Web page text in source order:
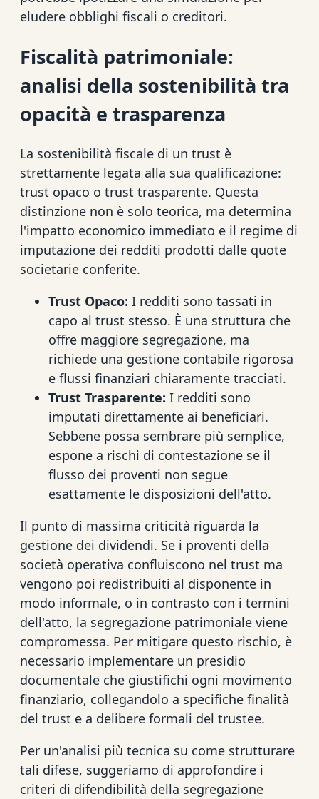
eludere obblighi fiscali o creditori.
Fiscalità patrimoniale:
analisi della sostenibilità tra
opacità e trasparenza
La sostenibilità fiscale di un trust è
strettamente legata alla sua qualificazione:
trust opaco o trust trasparente. Questa
distinzione non è solo teorica, ma determina
l'impatto economico immediato e il regime di
imputazione dei redditi prodotti dalle quote
societarie conferite.
Trust Opaco: I redditi sono tassati in
capo al trust stesso. È una struttura che
offre maggiore segregazione, ma
richiede una gestione contabile rigorosa
e flussi finanziari chiaramente tracciati.
Trust Trasparente: I redditi sono
imputati direttamente ai beneficiari.
Sebbene possa sembrare più semplice,
espone a rischi di contestazione se il
flusso dei proventi non segue
esattamente le disposizioni dell'atto.
Il punto di massima criticità riguarda la
gestione dei dividendi. Se i proventi della
società operativa confluiscono nel trust ma
vengono poi redistribuiti al disponente in
modo informale, o in contrasto con i termini
dell'atto, la segregazione patrimoniale viene
compromessa. Per mitigare questo rischio, è
necessario implementare un presidio
documentale che giustifichi ogni movimento
finanziario, collegandolo a specifiche finalità
del trust e a delibere formali del trustee.
Per un'analisi più tecnica su come strutturare
tali difese, suggeriamo di approfondire i
criteri di difendibilità della segregazione